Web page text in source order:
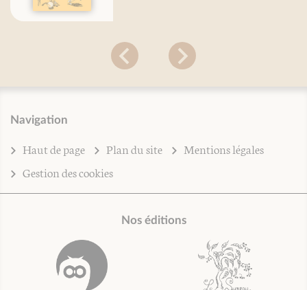
Navigation
Haut de page Plan du site
Mentions légales
Gestion des cookies
Nos éditions